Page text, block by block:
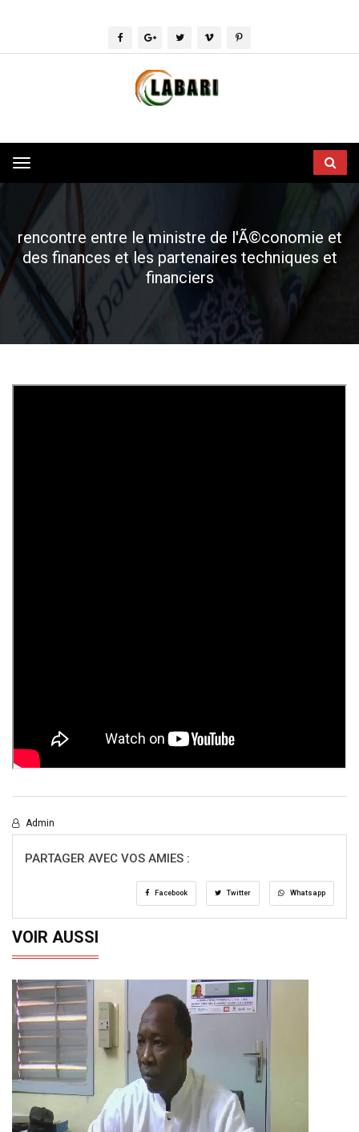
Toggle
navigation
rencontre entre le ministre de l'Ã©conomie et
des finances et les partenaires techniques et
financiers
Admin
PARTAGER AVEC VOS AMIES :
Facebook Twitter Whatsapp
VOIR AUSSI